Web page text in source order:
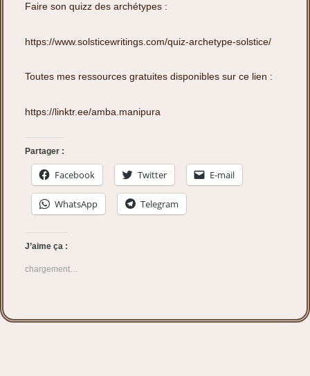
Faire son quizz des archétypes :
https://www.solsticewritings.com/quiz-archetype-solstice/
Toutes mes ressources gratuites disponibles sur ce lien :
https://linktr.ee/amba.manipura
Partager :
Facebook Twitter E-mail
WhatsApp Telegram
J’aime ça :
chargement…